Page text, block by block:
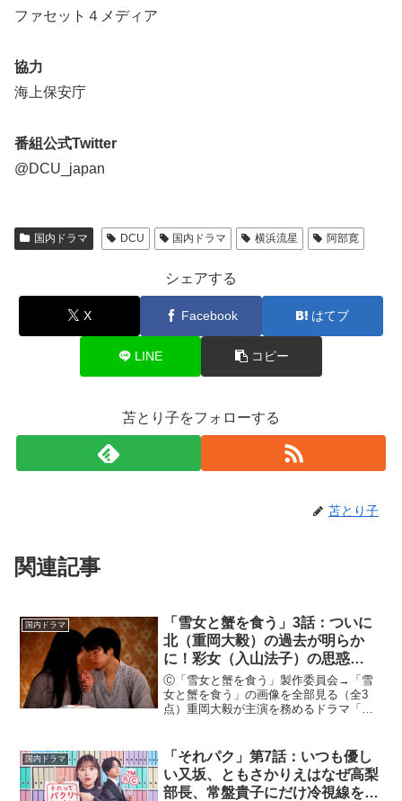
ファセット４メディア
協力
海上保安庁
番組公式Twitter
@DCU_japan
国内ドラマ DCU 国内ドラマ 横浜流星 阿部寛
シェアする
X Facebook はてブ
LINE コピー
苫とり子をフォローする
苫とり子
関連記事
国内ドラマ
「雪女と蟹を食う」3話：ついに
北（重岡大毅）の過去が明らか
に！彩女（入山法子）の思惑
は……？
Ⓒ「雪女と蟹を食う」製作委員会→「雪
女と蟹を食う」の画像を全部見る（全3
点）重岡大毅が主演を務めるドラマ「雪
た男・北（重岡）が死ぬ前に蟹を食べよ
うと思い立ち、図書...
国内ドラマ
「それパク」第7話：いつも優し
い又坂、ともさかりえはなぜ高梨
部長、常盤貴子にだけ冷視線を送